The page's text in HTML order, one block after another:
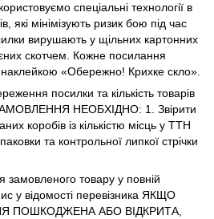
спеціальні технології в
які мінімізують ризик бою під час
вирушають у щільних картонних
скотчем. Кожне посилання
«Обережно! Крихке скло».
посилки та кількість товарів
НЕОБХІДНО: 1. Звірити
коробів із кількістю місць у ТТН
та контрольної липкої стрічки
замовленого товару у повній
у відомості перевізника ЯКЩО
ПОШКОДЖЕНА АБО ВІДКРИТА,